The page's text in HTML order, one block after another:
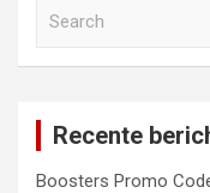
Recente
Boosters Promo